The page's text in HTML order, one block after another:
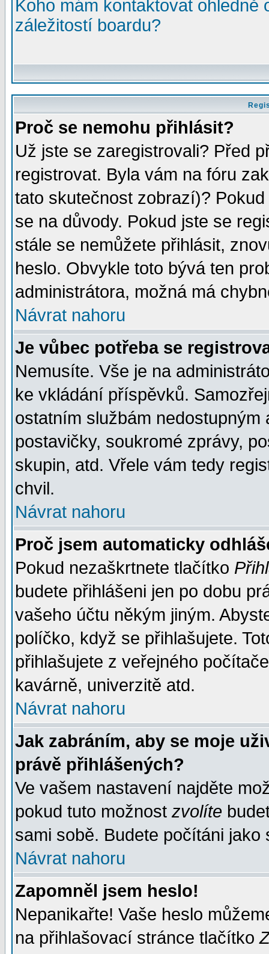
Koho mám kontaktovat
záležitostí boardu?
Proč se nemohu přihlásit?
Už jste se zaregistrovali? Před
registrovat. Byla vám na fóru
tato skutečnost zobrazí)?
se na důvody. Pokud jste se
stále se nemůžete přihlásit,
heslo. Obvykle toto bývá ten
administrátora, možná má
Návrat nahoru
Je vůbec potřeba se
Nemusíte. Vše je na
ke vkládání příspěvků.
ostatním službám
postavičky, soukromé zprávy,
skupin, atd. Vřele vám tedy
chvil.
Návrat nahoru
Proč jsem automaticky
Pokud nezaškrtnete tlačítko
budete přihlášeni jen po dobu
vašeho účtu někým jiným.
políčko, když se přihlašujete.
přihlašujete z veřejného
kavárně, univerzitě atd.
Návrat nahoru
Jak zabráním, aby se moje
právě přihlášených?
Ve vašem nastavení najděte
pokud tuto možnost zvolíte
sami sobě. Budete počítáni jako
Návrat nahoru
Zapomněl jsem heslo!
Nepanikařte! Vaše heslo
na přihlašovací stránce tlačítko